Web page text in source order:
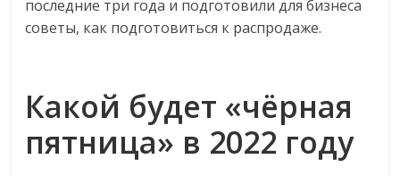
торговле,
Commerce,
логистике,
последние три года и подготовили для бизнеса
советы, как подготовиться к распродаже.
Какой будет «чёрная
пятница» в 2022 году